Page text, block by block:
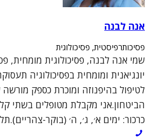
אנה לבנה
פסיכותרפיסטית, פסיכולוגית
שמי אנה לבנה, פסיכולוגית מומחית,
יונגיאנית ומומחית בפסיכולוגיה
לטיפול בהיפנוזה ומוכרת כספק
הביטחון.אני מקבלת מטופלים בשתי
כרכור: ימים א׳, ג׳, ה׳ (בוקר-